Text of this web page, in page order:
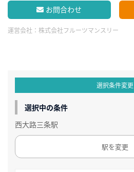
お問合わせ
運営会社： 株式会社フルーツマンスリー
選択条件変更
選択中の条件
西大路三条駅
駅を変更